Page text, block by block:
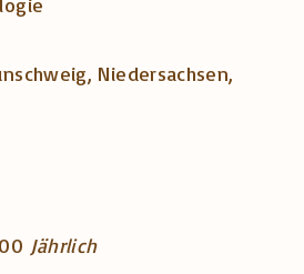
Niedersachsen,
Jährlich